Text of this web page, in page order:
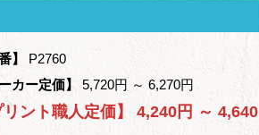
】
P2760
カー定価】
5,720円 ～ 6,270円
リント職人定価】
4,240円 ～ 4,640